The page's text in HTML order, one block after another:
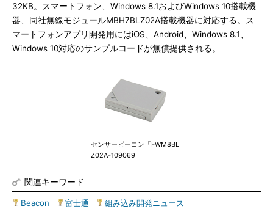
32KB。スマートフォン、Windows 8.1およびWindows 10搭載機
器、同社無線モジュールMBH7BLZ02A搭載機器に対応する。ス
マートフォンアプリ開発用にはiOS、Android、Windows 8.1、
Windows 10対応のサンプルコードが無償提供される。
センサービーコン「FWM8BL
Z02A-109069」
関連キーワード
Beacon 富士通 組み込み開発ニュース